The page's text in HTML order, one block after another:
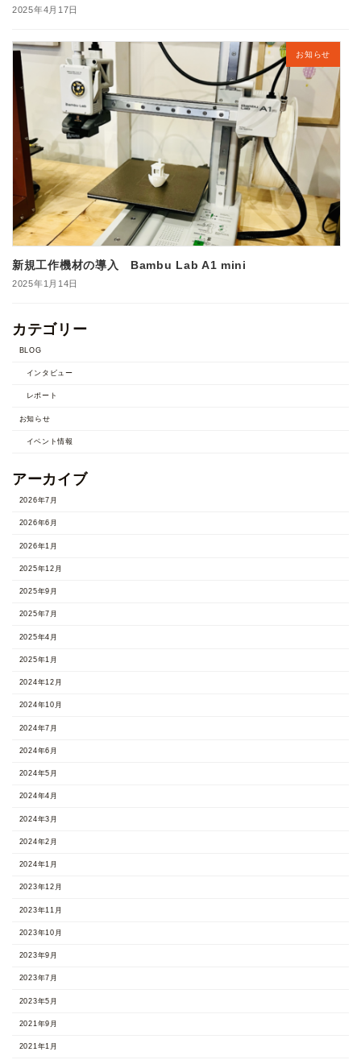
2025年4月17日
お知らせ
新規工作機材の導入 Bambu Lab A1 mini
2025年1月14日
カテゴリー
BLOG
インタビュー
レポート
お知らせ
イベント情報
アーカイブ
2026年7月
2026年6月
2026年1月
2025年12月
2025年9月
2025年7月
2025年4月
2025年1月
2024年12月
2024年10月
2024年7月
2024年6月
2024年5月
2024年4月
2024年3月
2024年2月
2024年1月
2023年12月
2023年11月
2023年10月
2023年9月
2023年7月
2023年5月
2021年9月
2021年1月